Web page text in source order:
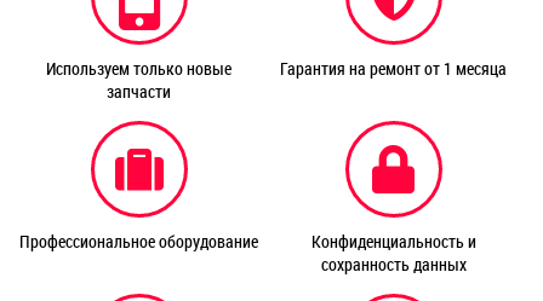
Используем только новые
запчасти
Гарантия на ремонт от 1 месяца
Профессиональное оборудование
Конфиденциальность и
сохранность данных